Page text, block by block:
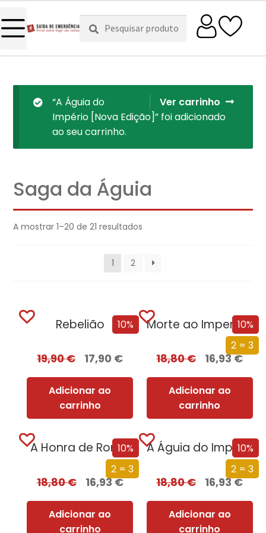
Pesquisar
por:
Pesquisa
Ver carrinho
“A Águia do
Império [Nova Edição]” foi adicionado
ao seu carrinho.
Saga da Águia
A mostrar 1–20 de 21 resultados
1 2
10%
Rebelião
19,90€ 17,90 €
Adicionar ao
carrinho
10%
2 = 3
Morte ao Imperador
18,80€ 16,93€
Adicionar ao
carrinho
10%
2 = 3
A Honra de Roma
18,80€ 16,93€
Adicionar ao
carrinho
10%
2 = 3
A Águia do Império [Nova Edição]
18,80€ 16,93€
Adicionar ao
carrinho